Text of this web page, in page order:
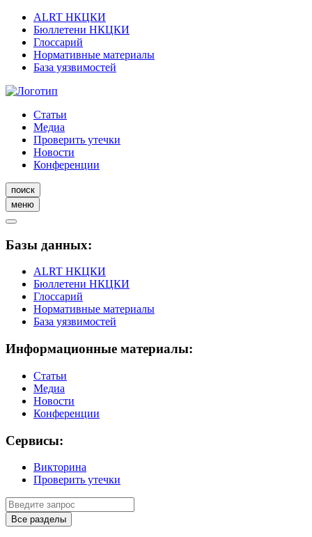
ALRT НКЦКИ
Бюллетени НКЦКИ
Глоссарий
Нормативные материалы
База уязвимостей
Статьи
Медиа
Проверить утечки
Новости
Конференции
поиск
меню
Базы данных:
ALRT НКЦКИ
Бюллетени НКЦКИ
Глоссарий
Нормативные материалы
База уязвимостей
Информационные материалы:
Статьи
Медиа
Новости
Конференции
Сервисы:
Викторина
Проверить утечки
Все разделы